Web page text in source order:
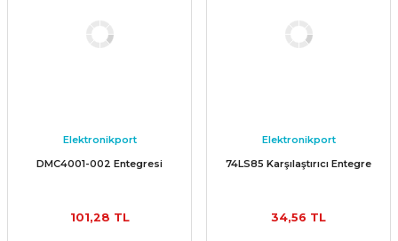
Elektronikport
DMC4001-002 Entegresi
101,28 TL
Elektronikport
74LS85 Karşılaştırıcı Entegre
34,56 TL